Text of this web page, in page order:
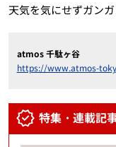
天気を気にせずガン
atmos 千駄ヶ谷
https://www.atmos-
特集・連載記